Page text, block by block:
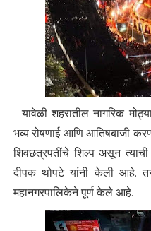
यावेळी शहरातील नागरिक
भव्य रोषणाई आणि आतिषबाजी
शिवछत्रपतींचे शिल्प असून त्याची
दीपक थोपटे यांनी केली आहे.
महानगरपालिकेने पूर्ण केले आहे.